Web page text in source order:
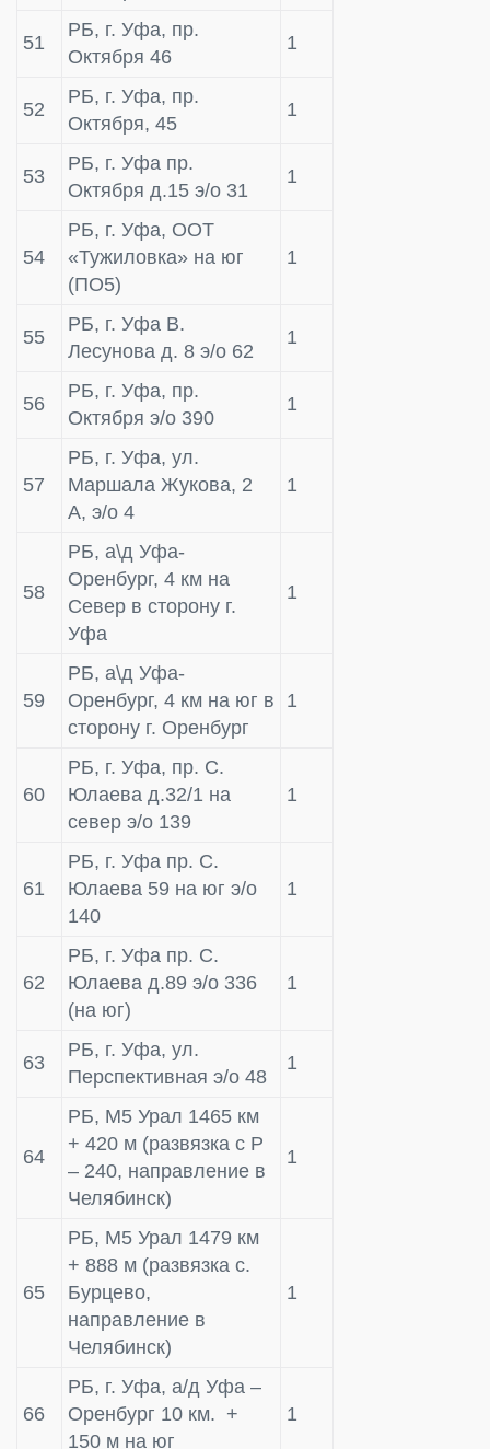
51
РБ, г. Уфа, пр.
Октября 46
1
52
РБ, г. Уфа, пр.
Октября, 45
1
53
РБ, г. Уфа пр.
Октября д.15 э/о 31
1
54
РБ, г. Уфа, ООТ
«Тужиловка» на юг
(ПО5)
1
55
РБ, г. Уфа В.
Лесунова д. 8 э/о 62
1
56
РБ, г. Уфа, пр.
Октября э/о 390
1
57
РБ, г. Уфа, ул.
Маршала Жукова, 2
А, э/о 4
1
58
РБ, а\д Уфа-
Оренбург, 4 км на
Север в сторону г.
Уфа
1
59
РБ, а\д Уфа-
Оренбург, 4 км на юг в
сторону г. Оренбург
1
60
РБ, г. Уфа, пр. С.
Юлаева д.32/1 на
север э/о 139
1
61
РБ, г. Уфа пр. С.
Юлаева 59 на юг э/о
140
1
62
РБ, г. Уфа пр. С.
Юлаева д.89 э/о 336
(на юг)
1
63
РБ, г. Уфа, ул.
Перспективная э/о 48
1
64
РБ, М5 Урал 1465 км
+ 420 м (развязка с Р
– 240, направление в
Челябинск)
1
65
РБ, М5 Урал 1479 км
+ 888 м (развязка с.
Бурцево,
направление в
Челябинск)
1
66
РБ, г. Уфа, а/д Уфа –
Оренбург 10 км. +
150 м на юг
1